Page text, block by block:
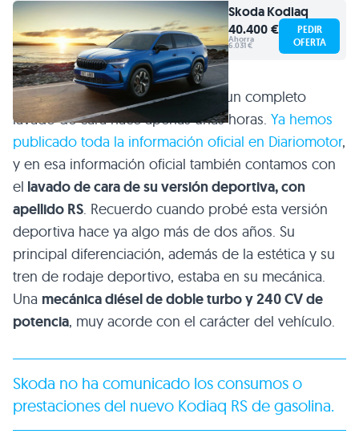
SkodaKodiaq
40.400 €
Ahorra
6.031 €
PEDIR
OFERTA
El Skoda Kodiaq
acaba de recibir un completo
lavado de cara hace apenas unas horas. Ya hemos
publicado toda la información oficial en Diariomotor,
y en esa información oficial también contamos con
el lavado de cara de su versión deportiva, con
apellido RS. Recuerdo cuando probé esta versión
deportiva hace ya algo más de dos años. Su
principal diferenciación, además de la estética y su
tren de rodaje deportivo, estaba en su mecánica.
Una mecánica diésel de doble turbo y 240 CV de
potencia, muy acorde con el carácter del vehículo.
Skoda no ha comunicado los consumos o
prestaciones del nuevo Kodiaq RS de gasolina.